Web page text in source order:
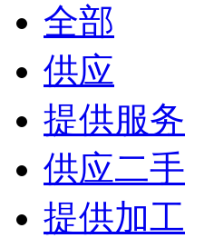
全部
供应
提供服务
供应二手
提供加工